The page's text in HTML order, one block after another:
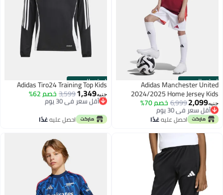
الستور الرسمي
Adidas Manchester United
2024/2025 Home Jersey Kids
جنيه2,099
6,999خصم 70% أقل سعر في 30 يوم
توصيل مجاني
أقل سعر في 30 يوماحصل عليهغدًا
الستور الرسمي
Adidas Tiro24 Training Top Kids
جنيه1,349
3,599خصم 62% أقل سعر في 30 يوم
توصيل مجاني
أقل سعر في 30 يوم
احصل عليهغدًا